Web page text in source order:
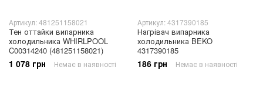
Артикул: 481251158021
Тен оттайки випарника
холодильника WHIRLPOOL
C00314240 (481251158021)
1 078 грн Немає в наявності
Артикул: 4317390185
Нагрівач випарника
холодильника BEKO
4317390185
186 грн Немає в наявності